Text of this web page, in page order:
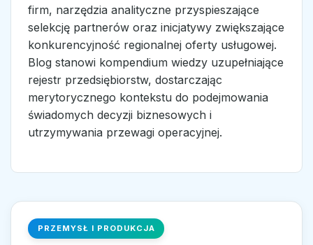
firm, narzędzia analityczne przyspieszające
selekcję partnerów oraz inicjatywy zwiększające
konkurencyjność regionalnej oferty usługowej.
Blog stanowi kompendium wiedzy uzupełniające
rejestr przedsiębiorstw, dostarczając
merytorycznego kontekstu do podejmowania
świadomych decyzji biznesowych i
utrzymywania przewagi operacyjnej.
PRZEMYSŁ I PRODUKCJA